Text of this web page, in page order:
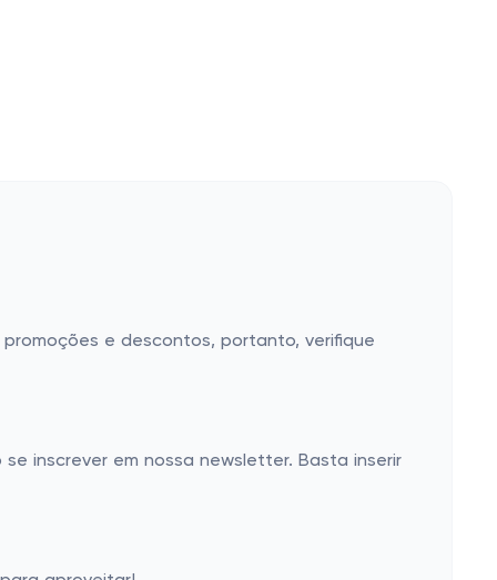
e descontos, portanto, verifique
inscrever em nossa newsletter. Basta inserir